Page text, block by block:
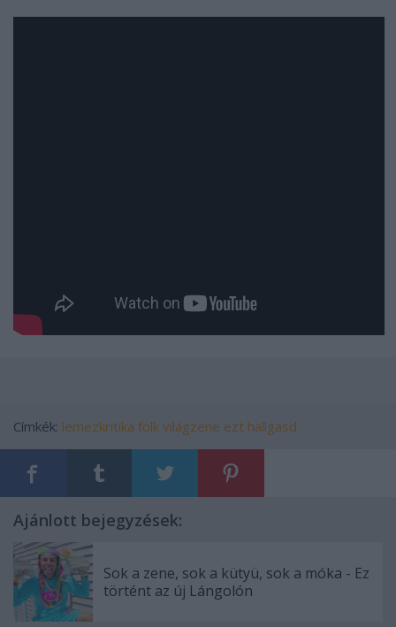
Címkék: lemezkritika folk világzene ezt hallgasd
Ajánlott bejegyzések:
Sok a zene, sok a kütyü, sok a móka - Ez
történt az új Lángolón